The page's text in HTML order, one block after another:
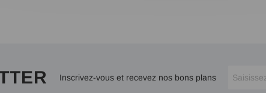
Inscrivez-vous et recevez nos bons plans